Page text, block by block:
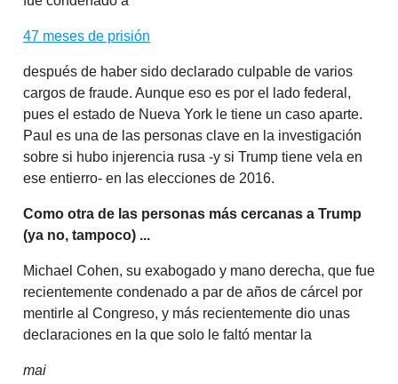
47 meses de prisión
después de haber sido declarado culpable de varios
cargos de fraude. Aunque eso es por el lado federal,
pues el estado de Nueva York le tiene un caso aparte.
Paul es una de las personas clave en la investigación
sobre si hubo injerencia rusa -y si Trump tiene vela en
ese entierro- en las elecciones de 2016.
Como otra de las personas más cercanas a Trump
(ya no, tampoco) ...
Michael Cohen, su exabogado y mano derecha, que fue
recientemente condenado a par de años de cárcel por
mentirle al Congreso, y más recientemente dio unas
declaraciones en la que solo le faltó mentar la
mai